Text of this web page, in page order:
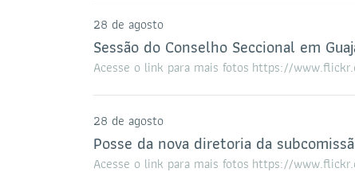
28 de agosto
Sessão do Conselho Seccional em
Acesse o link para mais fotos https://
28 de agosto
Posse da nova diretoria da
Acesse o link para mais fotos https://